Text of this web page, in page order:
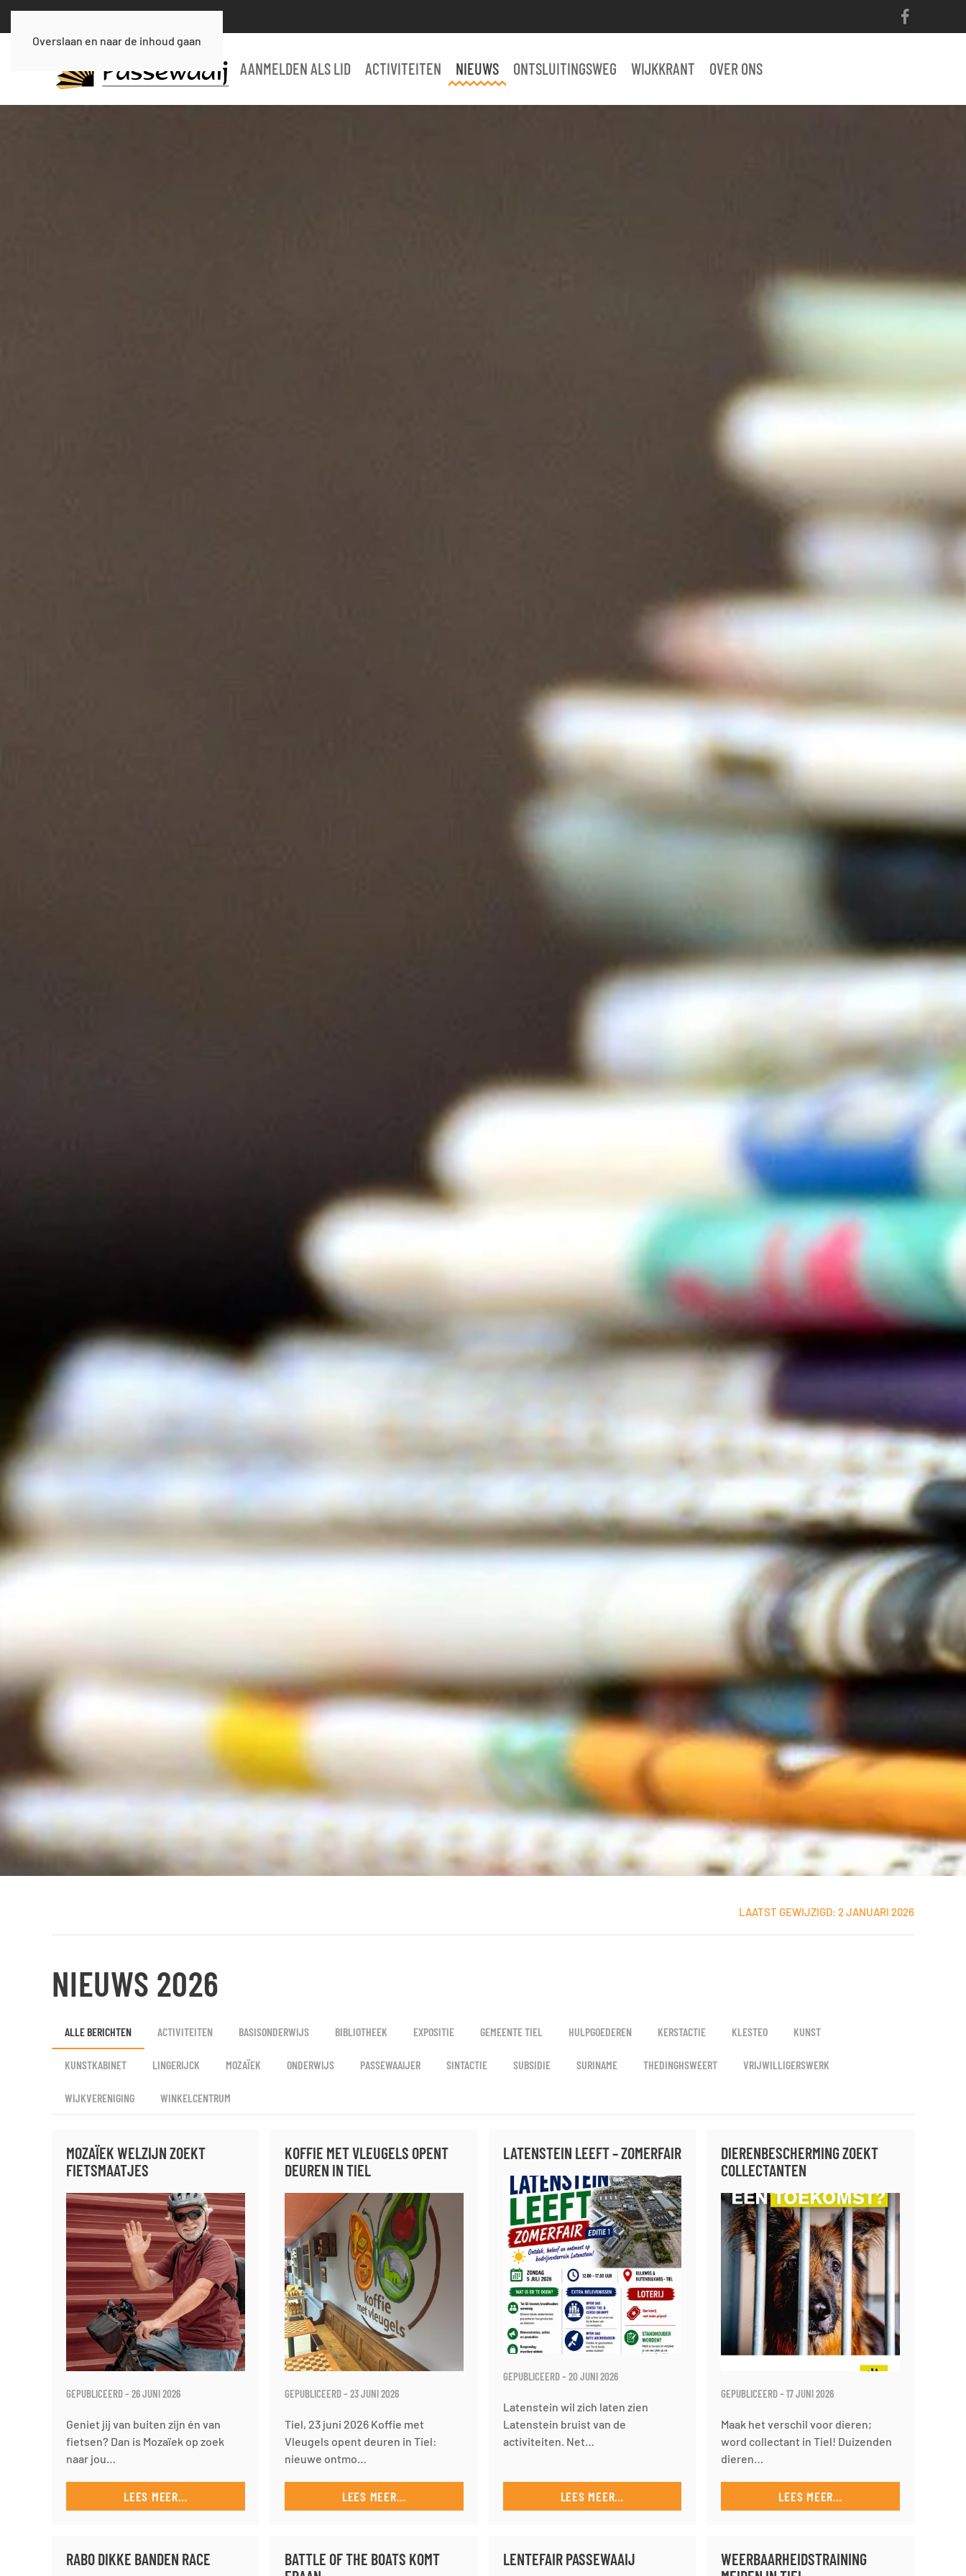
Overslaan en naar de inhoud gaan
AANMELDEN ALS LID ACTIVITEITEN NIEUWS ONTSLUITINGSWEG WIJKKRANT OVER ONS
LAATST GEWIJZIGD: 2 JANUARI 2026
NIEUWS 2026
ALLE BERICHTEN ACTIVITEITEN BASISONDERWIJS BIBLIOTHEEK EXPOSITIE GEMEENTE TIEL HULPGOEDEREN KERSTACTIE KLESTEO KUNST
KUNSTKABINET LINGERIJCK MOZAÏEK ONDERWIJS PASSEWAAIJER SINTACTIE SUBSIDIE SURINAME THEDINGHSWEERT VRIJWILLIGERSWERK
WIJKVERENIGING WINKELCENTRUM
MOZAÏEK WELZIJN ZOEKT
FIETSMAATJES
GEPUBLICEERD – 26 JUNI 2026
Geniet jij van buiten zijn én van
fietsen? Dan is Mozaïek op zoek
naar jou…
LEES MEER…
KOFFIE MET VLEUGELS OPENT
DEUREN IN TIEL
GEPUBLICEERD – 23 JUNI 2026
Tiel, 23 juni 2026 Koffie met
Vleugels opent deuren in Tiel:
nieuwe ontmo…
LEES MEER…
LATENSTEIN LEEFT – ZOMERFAIR
GEPUBLICEERD – 20 JUNI 2026
Latenstein wil zich laten zien
Latenstein bruist van de
activiteiten. Net…
LEES MEER…
DIERENBESCHERMING ZOEKT
COLLECTANTEN
GEPUBLICEERD – 17 JUNI 2026
Maak het verschil voor dieren;
word collectant in Tiel! Duizenden
dieren…
LEES MEER…
RABO DIKKE BANDEN RACE
BATTLE OF THE BOATS KOMT
LENTEFAIR PASSEWAAIJ
WEERBAARHEIDSTRAINING